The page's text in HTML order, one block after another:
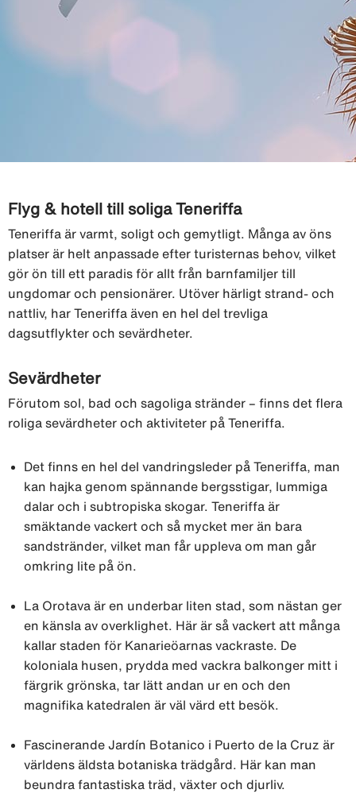
Flyg & hotell till soliga Teneriffa
Teneriffa är varmt, soligt och gemytligt. Många av öns
platser är helt anpassade efter turisternas behov, vilket
gör ön till ett paradis för allt från barnfamiljer till
ungdomar och pensionärer. Utöver härligt strand- och
nattliv, har Teneriffa även en hel del trevliga
dagsutflykter och sevärdheter.
Sevärdheter
Förutom sol, bad och sagoliga stränder – finns det flera
roliga sevärdheter och aktiviteter på Teneriffa.
Det finns en hel del vandringsleder på Teneriffa, man
kan hajka genom spännande bergsstigar, lummiga
dalar och i subtropiska skogar. Teneriffa är
smäktande vackert och så mycket mer än bara
sandstränder, vilket man får uppleva om man går
omkring lite på ön.
La Orotava är en underbar liten stad, som nästan ger
en känsla av overklighet. Här är så vackert att många
kallar staden för Kanarieöarnas vackraste. De
koloniala husen, prydda med vackra balkonger mitt i
färgrik grönska, tar lätt andan ur en och den
magnifika katedralen är väl värd ett besök.
Fascinerande Jardín Botanico i Puerto de la Cruz är
världens äldsta botaniska trädgård. Här kan man
beundra fantastiska träd, växter och djurliv.